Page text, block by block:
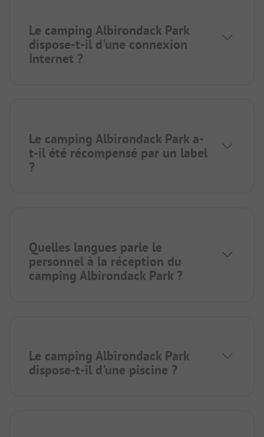
Le camping Albirondack Park
dispose-t-il d'une connexion
Internet ?
Le camping Albirondack Park a-
t-il été récompensé par un label
?
Quelles langues parle le
personnel à la réception du
camping Albirondack Park ?
Le camping Albirondack Park
dispose-t-il d'une piscine ?